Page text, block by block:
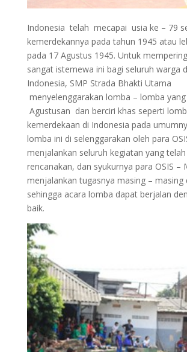
Indonesia telah mecapai usia ke – 79
kemerdekannya pada tahun 1945 atau
pada 17 Agustus 1945. Untuk
sangat istemewa ini bagi seluruh warga
Indonesia, SMP Strada Bhakti Utama
menyelenggarakan lomba – lomba
Agustusan dan berciri khas seperti
kemerdekaan di Indonesia pada
lomba ini di selenggarakan oleh para
menjalankan seluruh kegiatan yang telah
rencanakan, dan syukurnya para OSIS –
menjalankan tugasnya masing – masing
sehingga acara lomba dapat berjalan
baik.